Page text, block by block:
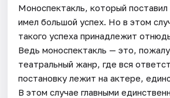
Моноспектакль, который
имел большой успех. Но в этом
такого успеха принадлежит
Ведь моноспектакль — это,
театральный жанр, где вся
постановку лежит на актере,
В этом случае главными